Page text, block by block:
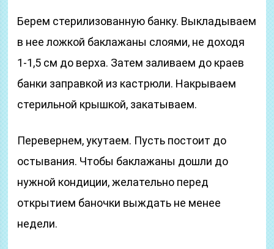
Берем стерилизованную банку. Выкладываем
в нее ложкой баклажаны слоями, не доходя
1-1,5 см до верха. Затем заливаем до краев
банки заправкой из кастрюли. Накрываем
стерильной крышкой, закатываем.
Перевернем, укутаем. Пусть постоит до
остывания. Чтобы баклажаны дошли до
нужной кондиции, желательно перед
открытием баночки выждать не менее
недели.